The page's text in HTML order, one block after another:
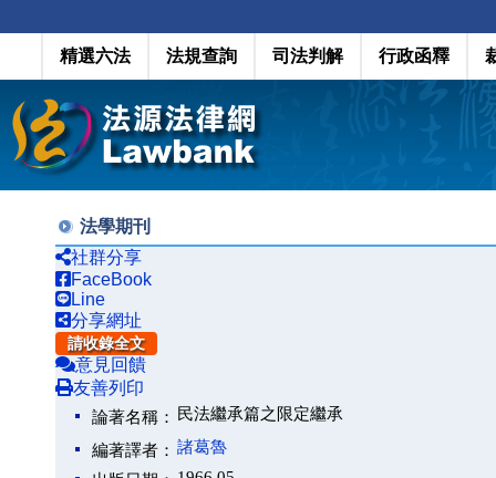
精選六法 法規查詢 司法判解 行政函釋
法學期刊
社群分享
FaceBook
Line
分享網址
請收錄全文
意見回饋
友善列印
論著名稱： 民法繼承篇之限定繼承
編著譯者： 諸葛魯